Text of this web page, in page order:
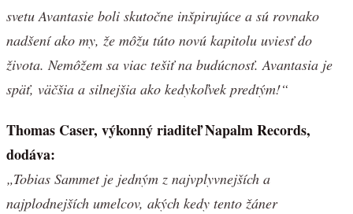
svetu Avantasie boli skutočne inšpirujúce a sú rovnako
nadšení ako my, že môžu túto novú kapitolu uviesť do
života. Nemôžem sa viac tešiť na budúcnosť. Avantasia je
späť, väčšia a silnejšia ako kedykoľvek predtým!“
Thomas Caser, výkonný riaditeľ Napalm Records,
dodáva:
„Tobias Sammet je jedným z najvplyvnejších a
najplodnejších umelcov, akých kedy tento žáner